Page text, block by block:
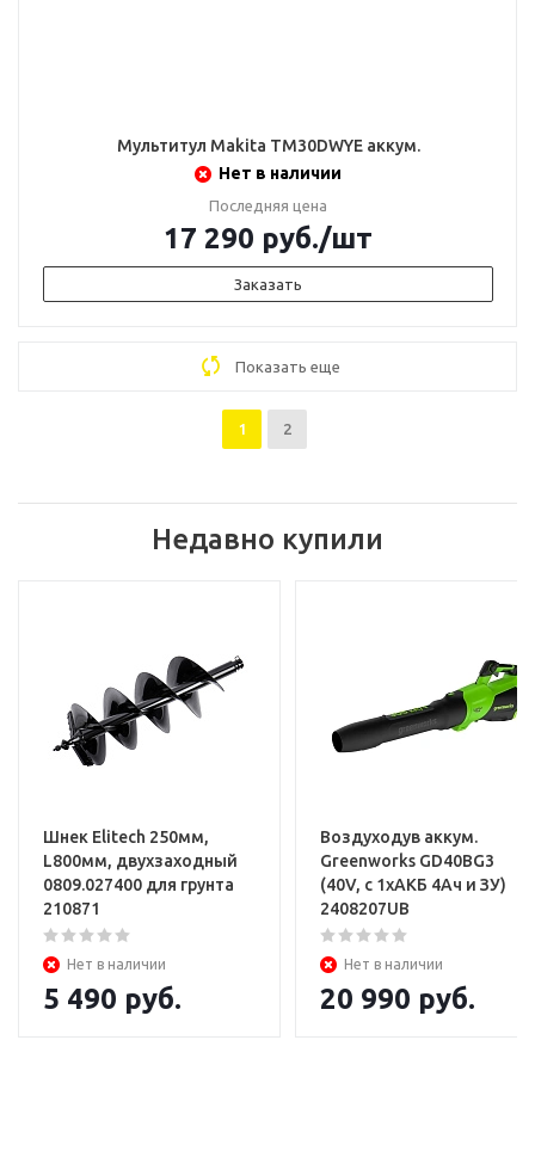
Мультитул Makita TM30DWYE аккум.
Нет в наличии
Последняя цена
17 290 руб./шт
Заказать
Показать еще
1 2
Недавно купили
Шнек Elitech 250мм,
L800мм, двухзаходный
0809.027400 для грунта
210871
Нет в наличии
5 490 руб.
Воздуходув аккум.
Greenworks GD40BG3
(40V, с 1хАКБ 4Ач и ЗУ)
2408207UB
Нет в наличии
20 990 руб.